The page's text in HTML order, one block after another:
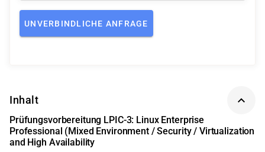
UNVERBINDLICHE ANFRAGE
Inhalt
Prüfungsvorbereitung LPIC-3: Linux Enterprise
Professional (Mixed Environment / Security / Virtualization
and High Availability